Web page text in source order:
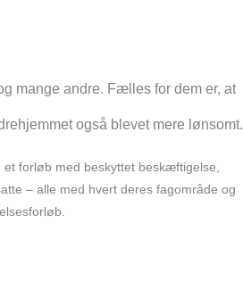
mange andre. Fælles for dem er, at
også blevet mere lønsomt.
forløb med beskyttet beskæftigelse,
– alle med hvert deres fagområde og